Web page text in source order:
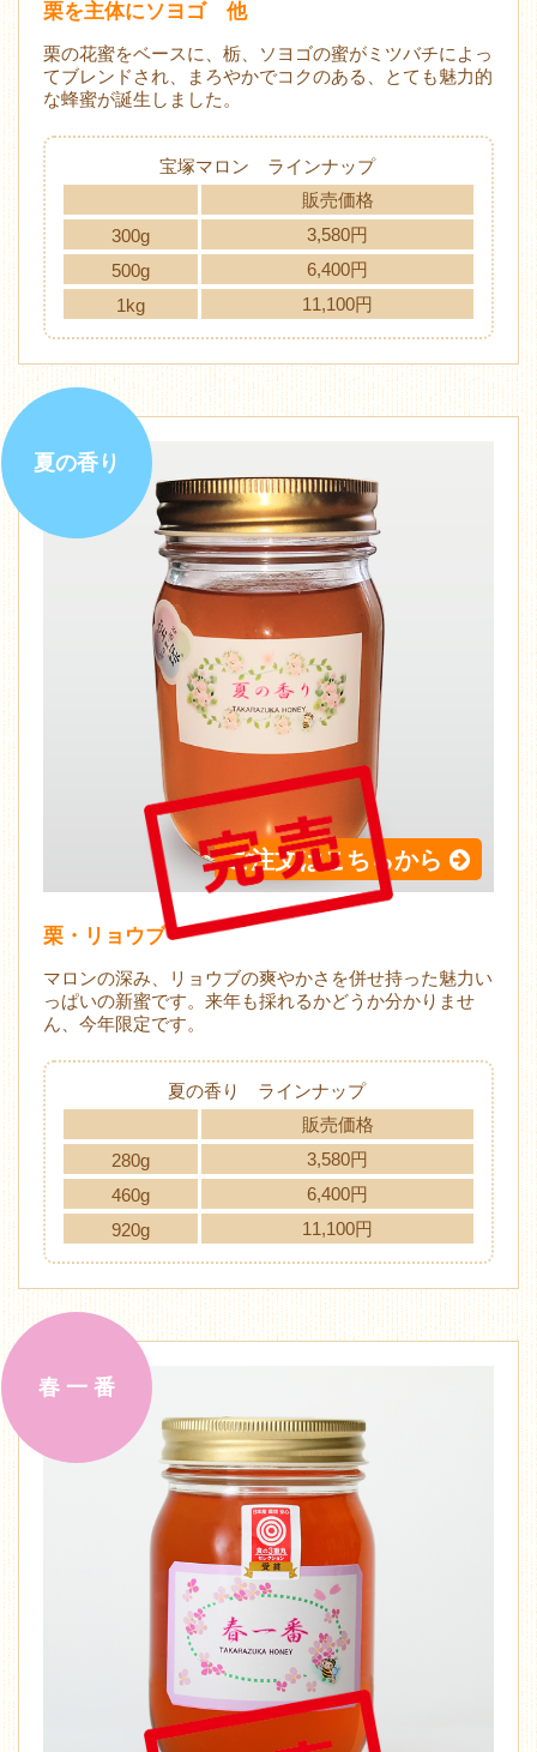
栗を主体にソヨゴ 他
栗の花蜜をベースに、栃、ソヨゴの蜜がミツバチによっ
てブレンドされ、まろやかでコクのある、とても魅力的
な蜂蜜が誕生しました。
宝塚マロン ラインナップ
販売価格
300g
3,580円
500g
6,400円
1kg
11,100円
夏の香り
ご注文はこちらから
栗・リョウブ
マロンの深み、リョウブの爽やかさを併せ持った魅力い
っぱいの新蜜です。来年も採れるかどうか分かりませ
ん、今年限定です。
夏の香り ラインナップ
販売価格
280g
3,580円
460g
6,400円
920g
11,100円
春 一 番